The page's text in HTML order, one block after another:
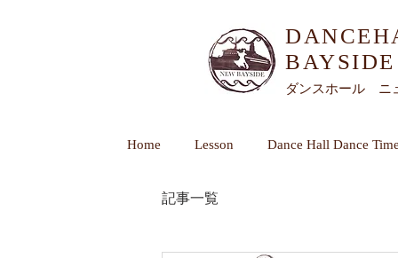
BAYSIDE​
ダンスホール ニ
Home Lesson Dance Hall Dance
記事一覧